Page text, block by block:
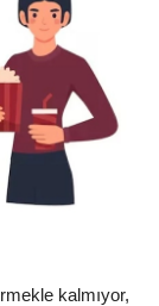
kalmıyor,